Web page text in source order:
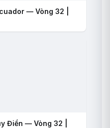
— Vòng 32 |
Điển — Vòng 32 |